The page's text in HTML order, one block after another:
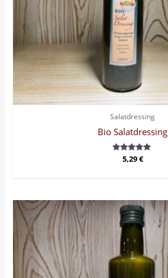
Salatdressing
Bio Salatdressing
Bewertet
mit
5,29€